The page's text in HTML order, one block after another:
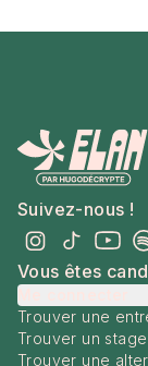
Suivez-nous !
Vous êtes
Trouver une
Trouver un stage
Trouver une